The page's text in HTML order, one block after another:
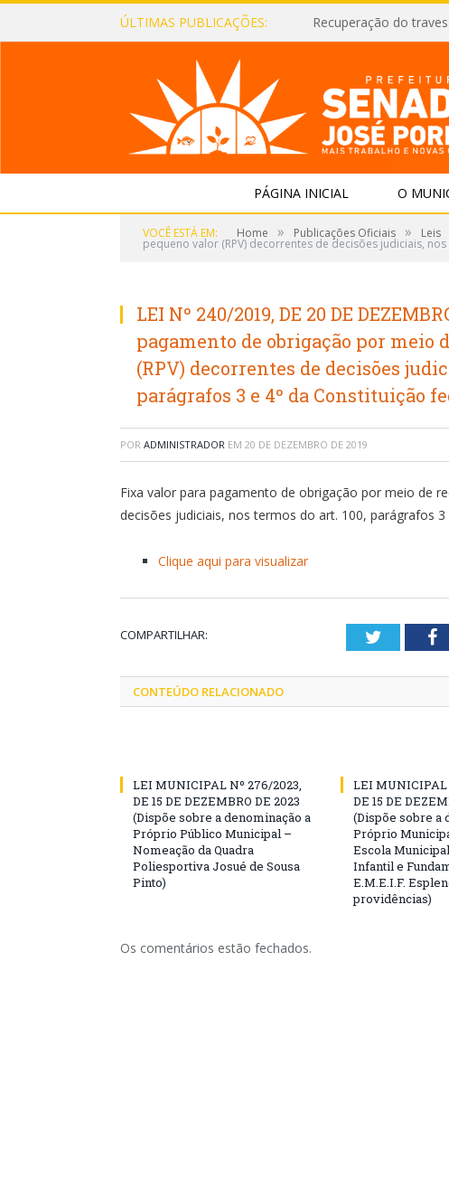
ÚLTIMAS PUBLICAÇÕES: Recuperação do
PÁGINA INICIAL O
VOCÊ ESTÁ EM: Home » Publicações Oficiais » Leis
pequeno valor (RPV) decorrentes de decisões judiciais,
LEI Nº 240/2019, DE 20 DE
pagamento de obrigação por meio
(RPV) decorrentes de decisões
parágrafos 3 e 4º da Constituição
POR ADMINISTRADOR EM 20 DE DEZEMBRO DE 2019
Fixa valor para pagamento de obrigação por meio de
decisões judiciais, nos termos do art. 100, parágrafos
Clique aqui para visualizar
COMPARTILHAR: Twitter
CONTEÚDO RELACIONADO
LEI MUNICIPAL Nº 276/2023,
DE 15 DE DEZEMBRO DE 2023
(Dispõe sobre a denominação a
Próprio Público Municipal –
Nomeação da Quadra
Poliesportiva Josué de Sousa
Pinto)
LEI MUNICIPAL
DE 15 DE
(Dispõe sobre a
Próprio
Escola
Infantil e
E.M.E.I.F.
providências)
Os comentários estão fechados.